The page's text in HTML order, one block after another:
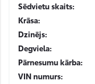
Sēdvietu skaits:
Krāsa:
Dzinējs:
Degviela:
Pārnesumu kārba:
VIN numurs: